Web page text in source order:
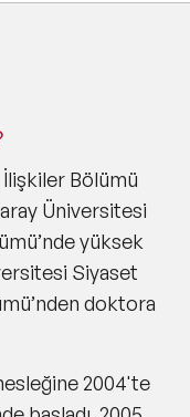
Bölümü
Üniversitesi
yüksek
Siyaset
doktora
2004'te